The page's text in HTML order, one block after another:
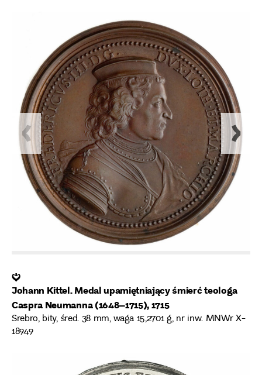
❦
Johann Kittel. Medal upamiętniający śmierć teologa
Caspra Neumanna (1648–1715), 1715
Srebro, bity, śred. 38 mm, waga 15,2701 g, nr inw. MNWr X-
18949